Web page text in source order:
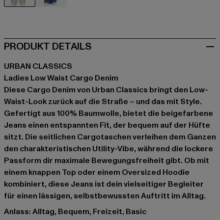
PRODUKT DETAILS
URBAN CLASSICS
Ladies Low Waist Cargo Denim
Diese Cargo Denim von Urban Classics bringt den Low-
Waist-Look zurück auf die Straße – und das mit Style.
Gefertigt aus 100% Baumwolle, bietet die beigefarbene
Jeans einen entspannten Fit, der bequem auf der Hüfte
sitzt. Die seitlichen Cargotaschen verleihen dem Ganzen
den charakteristischen Utility-Vibe, während die lockere
Passform dir maximale Bewegungsfreiheit gibt. Ob mit
einem knappen Top oder einem Oversized Hoodie
kombiniert, diese Jeans ist dein vielseitiger Begleiter
für einen lässigen, selbstbewussten Auftritt im Alltag.
Anlass: Alltag, Bequem, Freizeit, Basic